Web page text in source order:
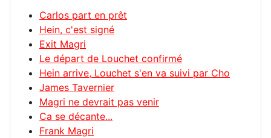
Carlos part en prêt
Hein, c'est signé
Exit Magri
Le départ de Louchet confirmé
Hein arrive, Louchet s'en va suivi par Cho
James Tavernier
Magri ne devrait pas venir
Ca se décante...
Frank Magri